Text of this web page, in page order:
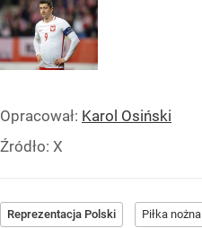
Opracował: Karol Osiński
Źródło: X
Reprezentacja Polski Piłka nożna